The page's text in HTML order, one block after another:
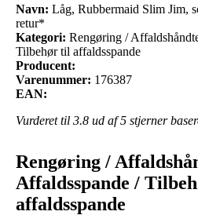
Navn: Låg, Rubbermaid Slim Jim,
retur*
Kategori: Rengøring /
Tilbehør til affaldsspande
Producent:
Varenummer: 176387
EAN:
Vurderet til 3.8 ud af 5 stjerner
Rengøring /
Affaldsspande /
affaldsspande